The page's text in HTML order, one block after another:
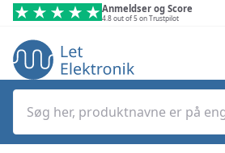
Spring til hovedindhold (tryk på Enter)
Anmeldser og Score
4.8 out of 5 on Trustpilot